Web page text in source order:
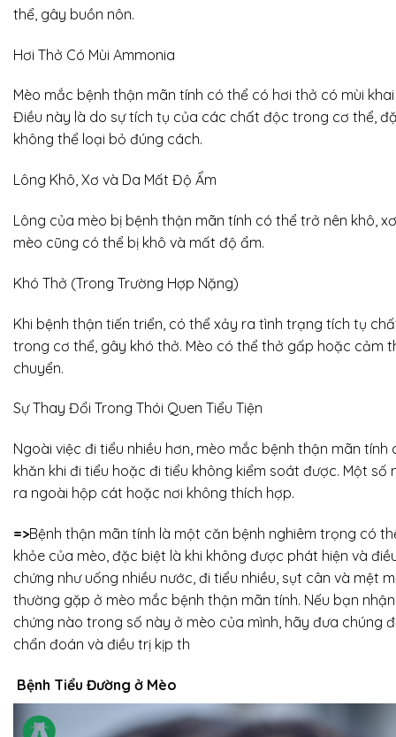
thể, gây buồn nôn.
Hơi Thở Có Mùi Ammonia
Mèo mắc bệnh thận mãn tính có thể có hơi thở có mùi
Điều này là do sự tích tụ của các chất độc trong cơ thể,
không thể loại bỏ đúng cách.
Lông Khô, Xơ và Da Mất Độ Ẩm
Lông của mèo bị bệnh thận mãn tính có thể trở nên khô,
mèo cũng có thể bị khô và mất độ ẩm.
Khó Thở (Trong Trường Hợp Nặng)
Khi bệnh thận tiến triển, có thể xảy ra tình trạng tích tụ
trong cơ thể, gây khó thở. Mèo có thể thở gấp hoặc cảm
chuyển.
Sự Thay Đổi Trong Thói Quen Tiểu Tiện
Ngoài việc đi tiểu nhiều hơn, mèo mắc bệnh thận mãn
khăn khi đi tiểu hoặc đi tiểu không kiểm soát được. Một số
ra ngoài hộp cát hoặc nơi không thích hợp.
=>Bệnh thận mãn tính là một căn bệnh nghiêm trọng có
khỏe của mèo, đặc biệt là khi không được phát hiện và
chứng như uống nhiều nước, đi tiểu nhiều, sụt cân và mệt
thường gặp ở mèo mắc bệnh thận mãn tính. Nếu bạn
chứng nào trong số này ở mèo của mình, hãy đưa chúng
chẩn đoán và điều trị kịp th
Bệnh Tiểu Đường ở Mèo